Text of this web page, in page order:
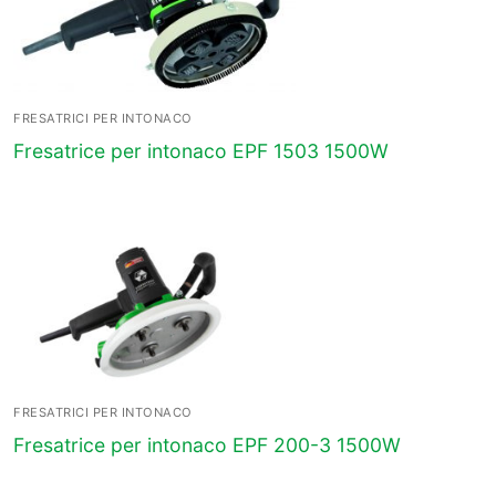
FRESATRICI PER INTONACO
Fresatrice per intonaco EPF 1503 1500W
FRESATRICI PER INTONACO
Fresatrice per intonaco EPF 200-3 1500W